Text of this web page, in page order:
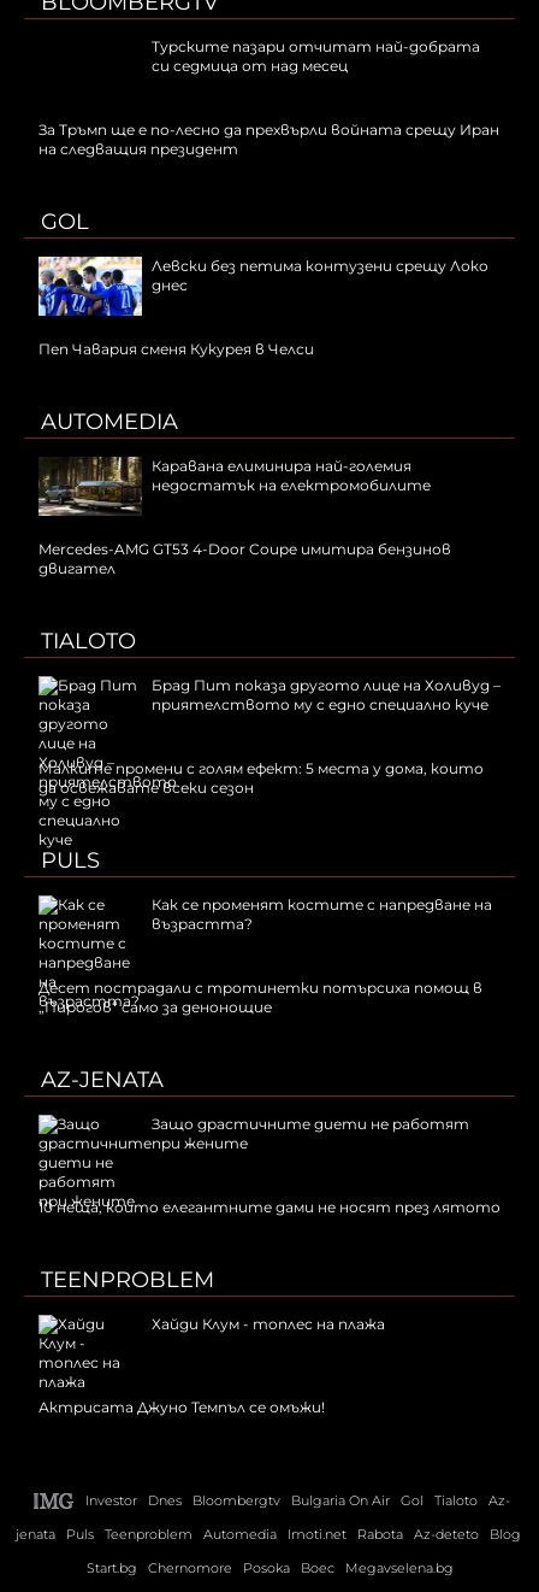
Турските пазари отчитат най-добрата
си седмица от над месец
За Тръмп ще е по-лесно да прехвърли войната срещу Иран
на следващия президент
GOL
Левски без петима контузени срещу Локо
днес
Пеп Чавария сменя Кукурея в Челси
AUTOMEDIA
Каравана елиминира най-големия
недостатък на електромобилите
Mercedes-AMG GT53 4-Door Coupe имитира бензинов
двигател
TIALOTO
Брад Пит показа другото лице на Холивуд –
приятелството му с едно специално куче
Малките промени с голям ефект: 5 места у дома, които
да освежавате всеки сезон
PULS
Как се променят костите с напредване на
възрастта?
Десет пострадали с тротинетки потърсиха помощ в
„Пирогов“ само за денонощие
AZ-JENATA
Защо драстичните диети не работят
при жените
10 неща, които елегантните дами не носят през лятото
TEENPROBLEM
Хайди Клум - топлес на плажа
Актрисата Джуно Темпъл се омъжи!
Investor Dnes Bloombergtv Bulgaria On Air Gol Tialoto
Az-
jenata
Puls Teenproblem Automedia Imoti.net Rabota Az-deteto
Blog
Start.bg
Chernomore Posoka Boec Megavselena.bg